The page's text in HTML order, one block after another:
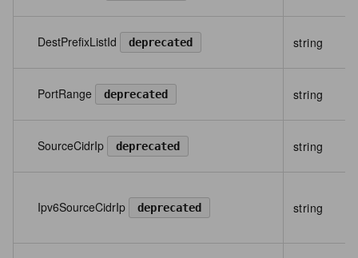
DestPrefixListId deprecated string
PortRange deprecated string
SourceCidrIp deprecated string
Ipv6SourceCidrIp deprecated string